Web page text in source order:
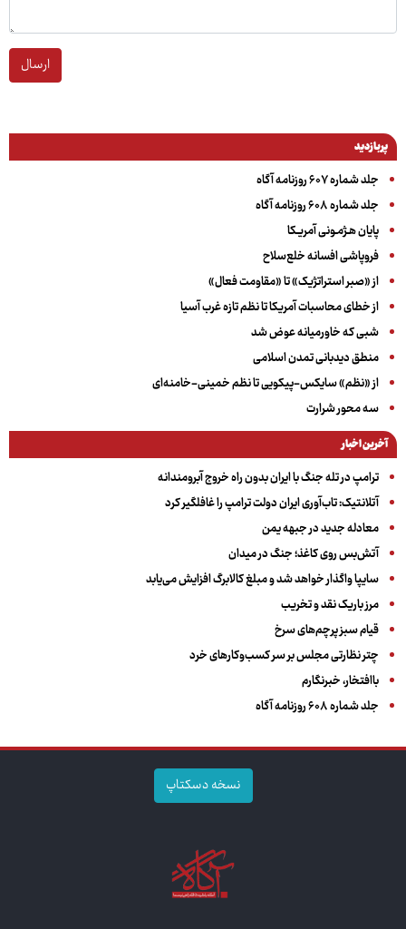
ارسال
پربازدید
جلد شماره ۶۰۷ روزنامه آگاه
جلد شماره ۶۰۸ روزنامه آگاه
پایان هـژمـونی آمریـکا
فروپاشی افسانه خلع‌سلاح
از «صبر استراتژیک» تا «مقاومت فعال»
از خطای محاسبات آمریکا تا نظم تازه غرب آسیا
شبی که خاورمیانه عوض شد
منطق دیدبانی تمدن اسلامی
از «نظم» سایکس-پیکویی تا نظم خمینی-خامنه‌ای
سه‌ محور شرارت
آخرین اخبار
ترامپ در تله جنگ با ایران بدون راه خروج آبرومندانه
آتلانتیک: تاب‌آوری ایران دولت ترامپ را غافلگیر کرد
معادله جدید در جبهه یمن
آتش‌بس روی کاغذ؛ جنگ در میدان
سایپا واگذار خواهد شد و مبلغ کالابرگ افزایش می‌یابد
مرز باریک نقد و تخریب
قیام سبز پرچم‌های سرخ
چتر نظارتی مجلس بر سر کسب‌وکارهای خرد
باافتخار، خبرنگارم
جلد شماره ۶۰۸ روزنامه آگاه
نسخه دسکتاپ